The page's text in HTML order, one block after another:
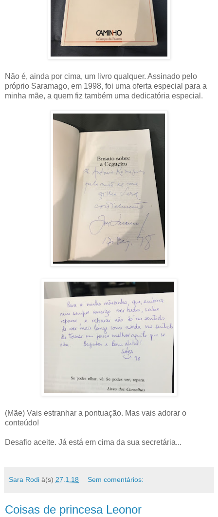
Não é, ainda por cima, um livro qualquer. Assinado pelo
próprio Saramago, em 1998, foi uma oferta especial para a
minha mãe, a quem fiz também uma dedicatória especial.
(Mãe) Vais estranhar a pontuação. Mas vais adorar o
conteúdo!
Desafio aceite. Já está em cima da sua secretária...
Sara Rodi à(s) 27.1.18 Sem comentários:
Coisas de princesa Leonor